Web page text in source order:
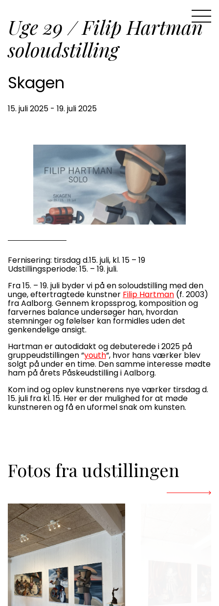
Uge 29 / Filip Hartman
soloudstilling
Skagen
15. juli 2025 - 19. juli 2025
Fernisering: tirsdag d.15. juli, kl. 15 – 19
Udstillingsperiode: 15. – 19. juli.
Fra 15. – 19. juli byder vi på en soloudstilling med den
unge, eftertragtede kunstner Filip Hartman (f. 2003)
fra Aalborg. Gennem kropssprog, komposition og
farvernes balance undersøger han, hvordan
stemninger og følelser kan formidles uden det
genkendelige ansigt.
Hartman er autodidakt og debuterede i 2025 på
gruppeudstillingen “youth“, hvor hans værker blev
solgt på under en time. Den samme interesse mødte
ham på årets Påskeudstilling i Aalborg.
Kom ind og oplev kunstnerens nye værker tirsdag d.
15. juli fra kl. 15. Her er der mulighed for at møde
kunstneren og få en uformel snak om kunsten.
Fotos fra udstillingen